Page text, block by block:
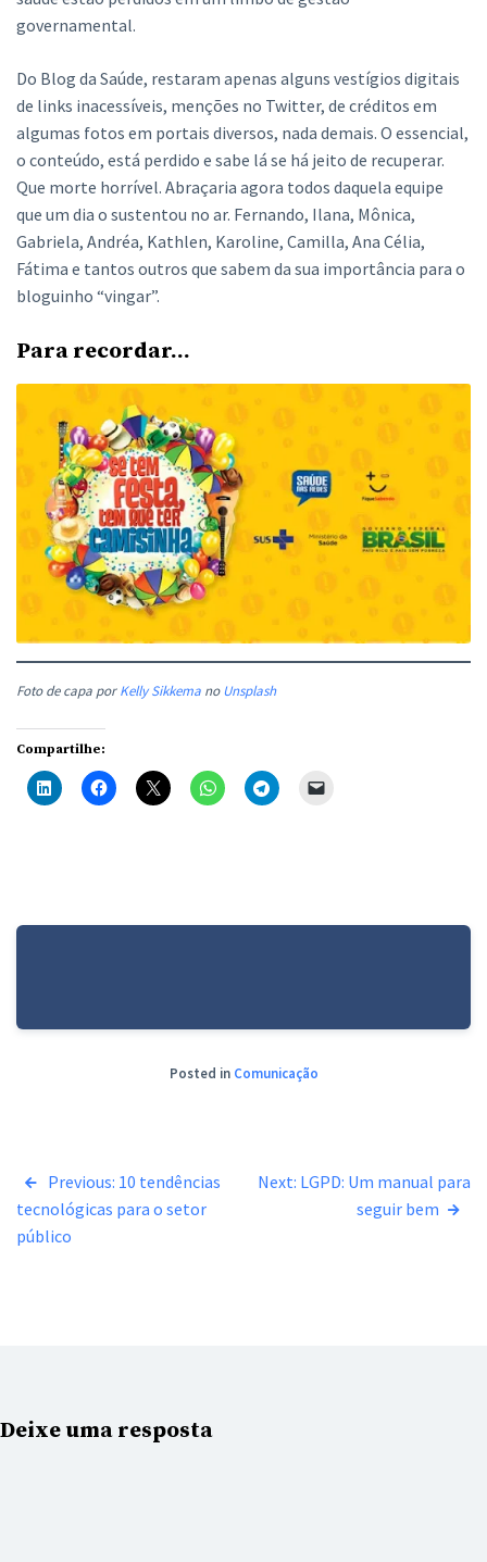
governamental.
Do Blog da Saúde, restaram apenas alguns vestígios digitais
de links inacessíveis, menções no Twitter, de créditos em
algumas fotos em portais diversos, nada demais. O essencial,
o conteúdo, está perdido e sabe lá se há jeito de recuperar.
Que morte horrível. Abraçaria agora todos daquela equipe
que um dia o sustentou no ar. Fernando, Ilana, Mônica,
Gabriela, Andréa, Kathlen, Karoline, Camilla, Ana Célia,
Fátima e tantos outros que sabem da sua importância para o
bloguinho “vingar”.
Para recordar…
Foto de capa porKelly Sikkema noUnsplash
Compartilhe:
Posted in Comunicação
Navegação
de
Previous: 10 tendências
tecnológicas para o setor
público
Next: LGPD: Um manual para
seguir bem
Deixe uma resposta